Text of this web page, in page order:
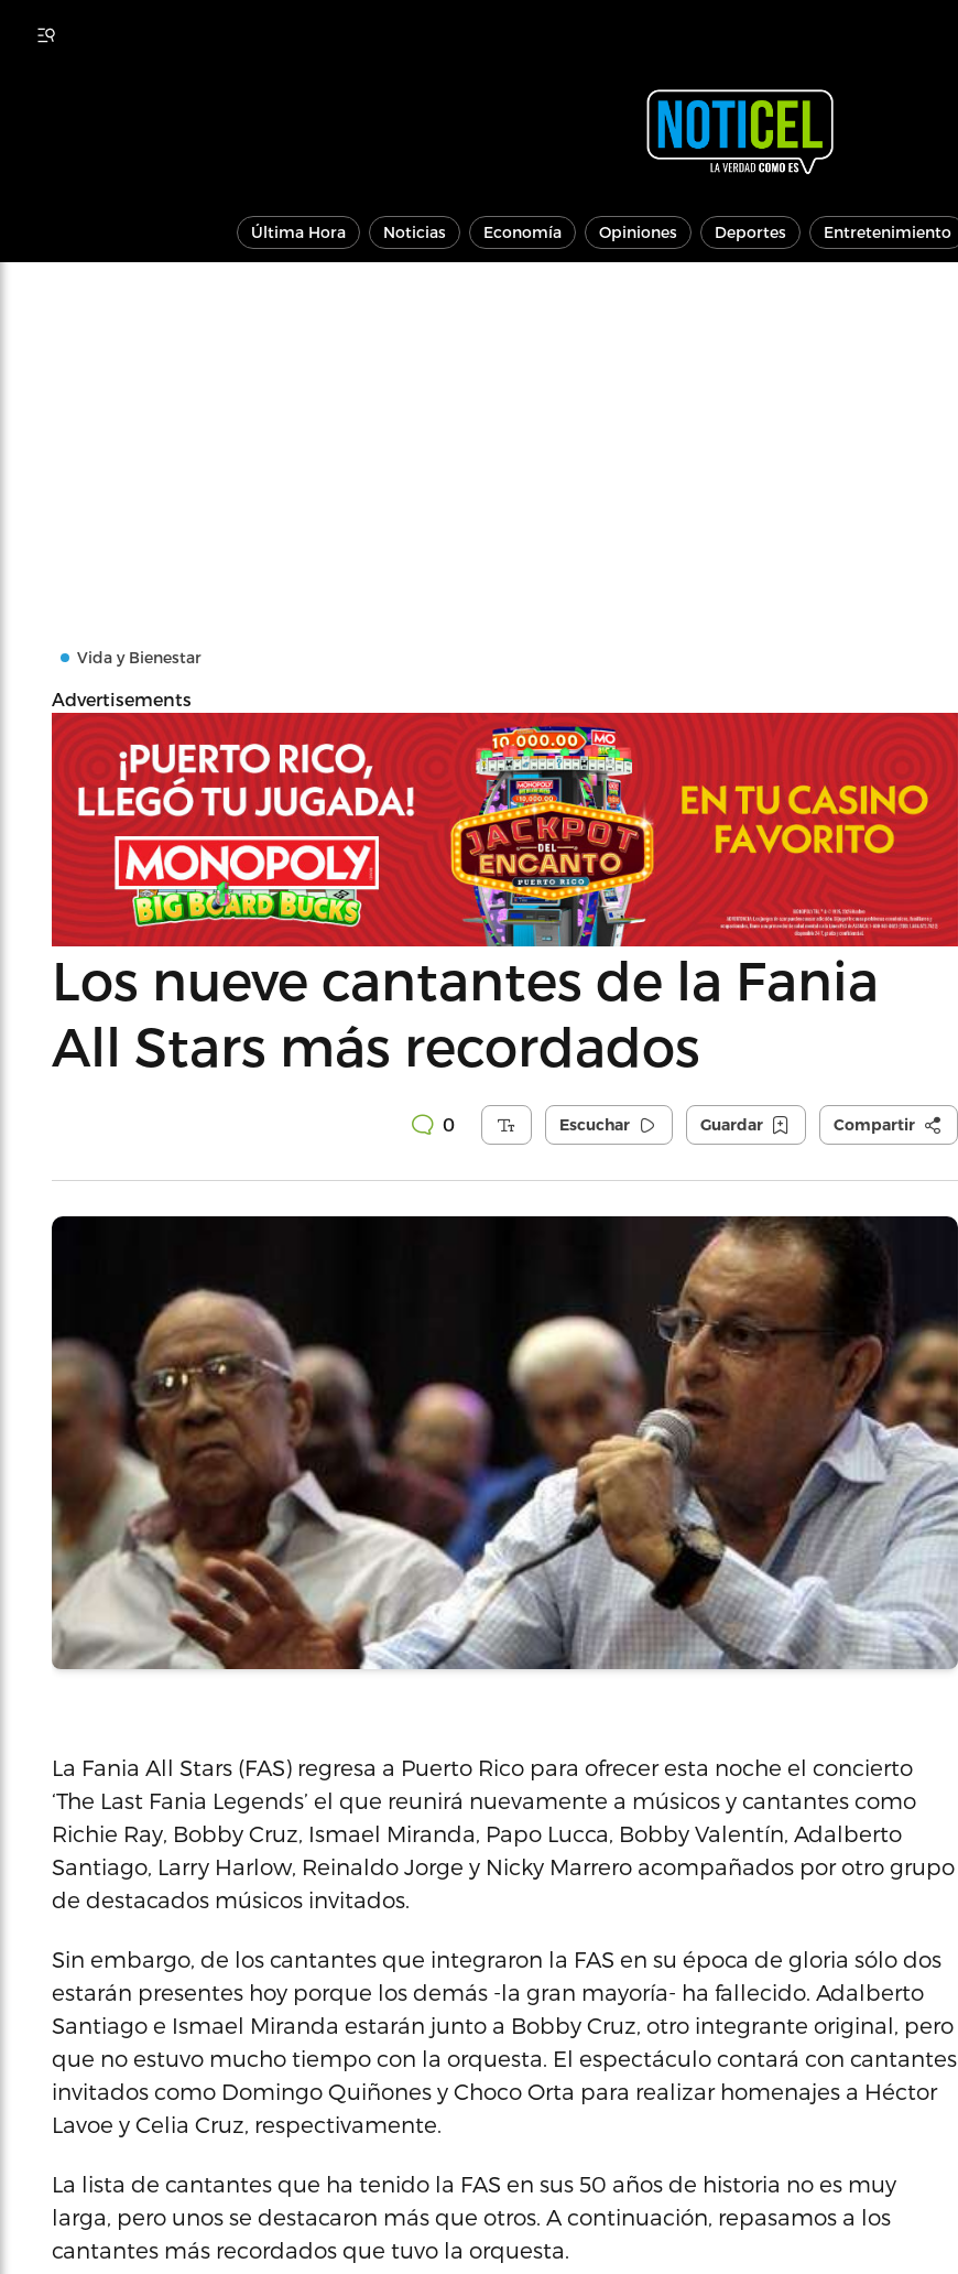
Última Hora Noticias Economía Opiniones Deportes Entretenimiento
Vida y Bienestar
Advertisements
Los nueve cantantes de la Fania
All Stars más recordados
0 Escuchar Guardar Compartir
La Fania All Stars (FAS) regresa a Puerto Rico para ofrecer esta noche el concierto
‘The Last Fania Legends’ el que reunirá nuevamente a músicos y cantantes como
Richie Ray, Bobby Cruz, Ismael Miranda, Papo Lucca, Bobby Valentín, Adalberto
Santiago, Larry Harlow, Reinaldo Jorge y Nicky Marrero acompañados por otro grupo
de destacados músicos invitados.
Sin embargo, de los cantantes que integraron la FAS en su época de gloria sólo dos
estarán presentes hoy porque los demás -la gran mayoría- ha fallecido. Adalberto
Santiago e Ismael Miranda estarán junto a Bobby Cruz, otro integrante original, pero
que no estuvo mucho tiempo con la orquesta. El espectáculo contará con cantantes
invitados como Domingo Quiñones y Choco Orta para realizar homenajes a Héctor
Lavoe y Celia Cruz, respectivamente.
La lista de cantantes que ha tenido la FAS en sus 50 años de historia no es muy
larga, pero unos se destacaron más que otros. A continuación, repasamos a los
cantantes más recordados que tuvo la orquesta.